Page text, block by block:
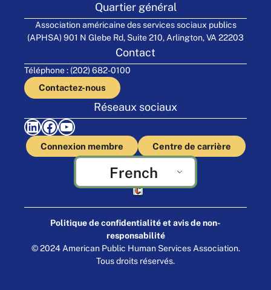
Quartier général
Association américaine des services sociaux publics
(APHSA) 901 N Glebe Rd, Suite 210, Arlington, VA 22203
Contact
Téléphone : (202) 682-0100
Contactez-nous
Réseaux sociaux
LinkedIn Facebook YouTube
Connexion membre Centre de carrière
French
Fabriqué par Cornershop Creative
Politique de confidentialité et avis de non-
responsabilité
© 2024 American Public Human Services Association.
Tous droits réservés.